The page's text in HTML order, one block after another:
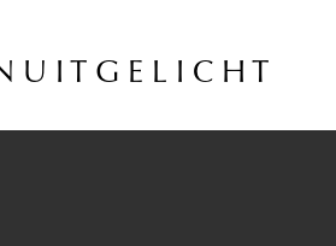
U I T G E L I C H T